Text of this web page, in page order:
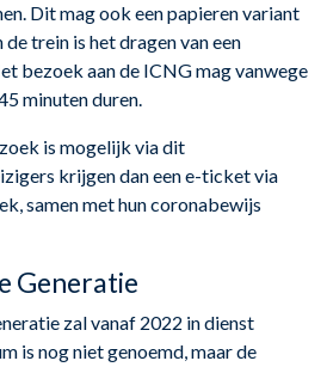
Dit mag ook een papieren variant
trein is het dragen van een
bezoek aan de ICNG mag vanwege
minuten duren.
is mogelijk via dit
krijgen dan een e-ticket via
samen met hun coronabewijs
Generatie
zal vanaf 2022 in dienst
is nog niet genoemd, maar de